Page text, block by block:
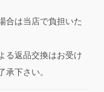
合は当店で負担いた
る返品交換はお受け
承下さい。